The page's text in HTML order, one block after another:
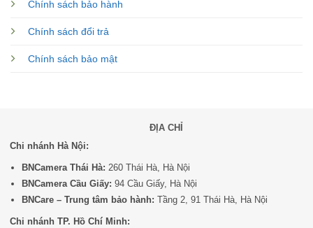
Chính sách bảo hành
Chính sách đổi trả
Chính sách bảo mật
ĐỊA CHỈ
Chi nhánh Hà Nội:
BNCamera Thái Hà: 260 Thái Hà, Hà Nội
BNCamera Cầu Giấy: 94 Cầu Giấy, Hà Nội
BNCare – Trung tâm bảo hành: Tầng 2, 91 Thái Hà, Hà Nội
Chi nhánh TP. Hồ Chí Minh: